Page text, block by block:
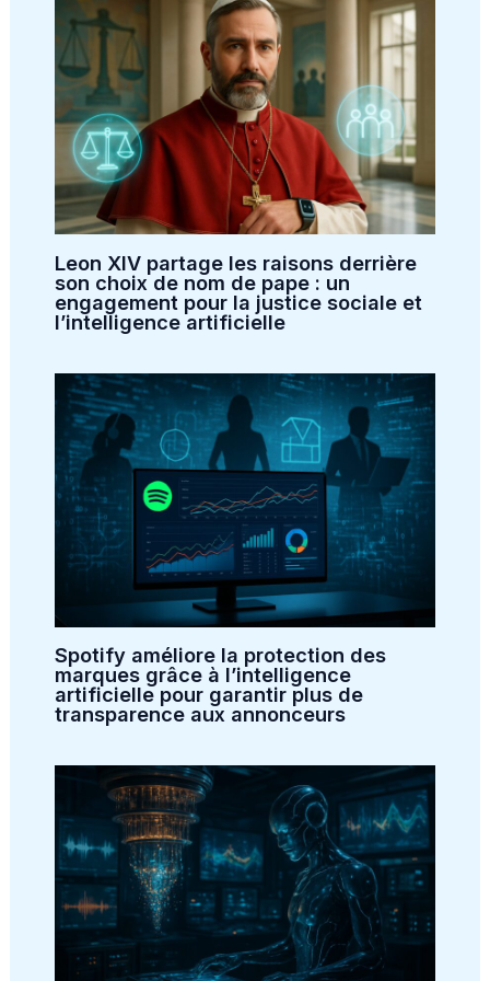
Leon XIV partage les raisons derrière
son choix de nom de pape : un
engagement pour la justice sociale et
l’intelligence artificielle
Spotify améliore la protection des
marques grâce à l’intelligence
artificielle pour garantir plus de
transparence aux annonceurs